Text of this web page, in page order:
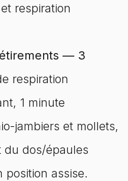
respiration
— 3
respiration
1 minute
jambiers et mollets,
du dos/épaules
assise.